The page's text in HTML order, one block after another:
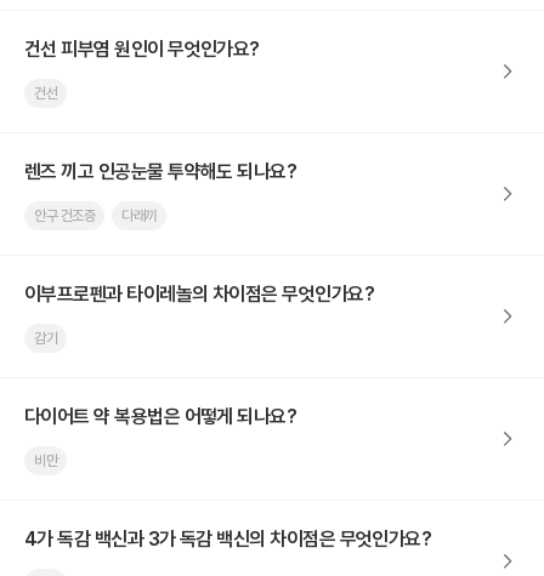
건선 피부염 원인이 무엇인가요?
건선
렌즈 끼고 인공눈물 투약해도 되나요?
안구 건조증 다래끼
이부프로펜과 타이레놀의 차이점은 무엇인가요?
감기
다이어트 약 복용법은 어떻게 되나요?
비만
4가 독감 백신과 3가 독감 백신의 차이점은 무엇인가요?